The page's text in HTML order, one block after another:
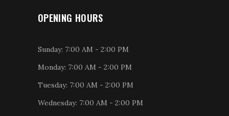
OPENING HOURS
Sunday: 7:00 AM - 2:00 PM
Monday: 7:00 AM - 2:00 PM
Tuesday: 7:00 AM - 2:00 PM
Wednesday: 7:00 AM - 2:00 PM